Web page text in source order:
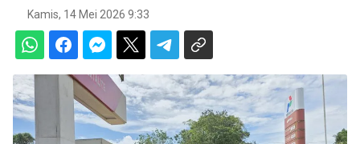
Kamis, 14 Mei 2026 9:33